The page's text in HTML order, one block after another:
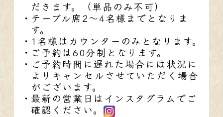
だきます。（単品のみ不可）
テーブル席2～4名様までとなりま
す。
1名様はカウンターのみとなります。
ご予約は60分制となります。
ご予約時間に遅れた場合には状況に
よりキャンセルさせていただく場合
がございます。
最新の営業日はインスタグラムでご
確認ください。